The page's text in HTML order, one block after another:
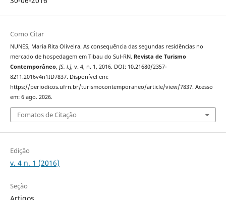
Como Citar
NUNES, Maria Rita Oliveira. As consequência das segundas residências no
mercado de hospedagem em Tibau do Sul-RN. Revista de Turismo
Contemporâneo, [S. l.], v. 4, n. 1, 2016. DOI: 10.21680/2357-
8211.2016v4n1ID7837. Disponível em:
https://periodicos.ufrn.br/turismocontemporaneo/article/view/7837. Acesso
em: 6 ago. 2026.
Fomatos de Citação
Edição
v. 4 n. 1 (2016)
Seção